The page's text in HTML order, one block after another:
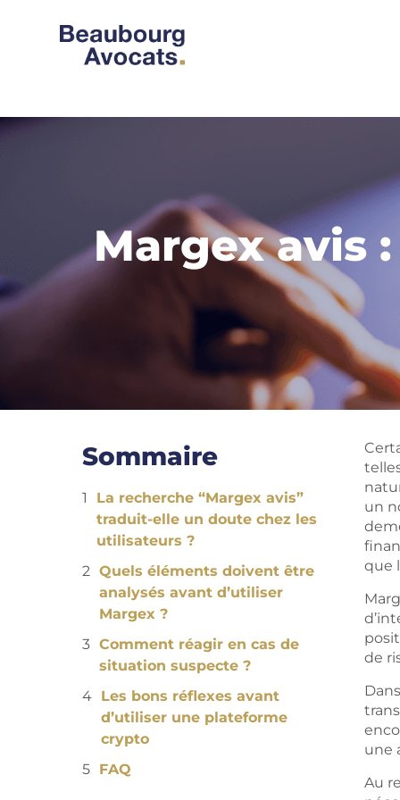
Margex avis
Sommaire
La recherche “Margex avis”
traduit-elle un doute chez les
utilisateurs ?
Quels éléments doivent être
analysés avant d’utiliser
Margex ?
Comment réagir en cas de
situation suspecte ?
Les bons réflexes avant
d’utiliser une plateforme
crypto
FAQ
un
que
de
une
Au